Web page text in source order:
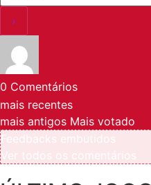
0 Comentários
mais recentes
mais antigos Mais votado